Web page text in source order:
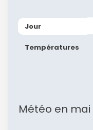
Jour
Températures
Météo en mai